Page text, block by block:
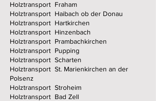
Holztransport Fraham
Holztransport Haibach ob der Donau
Holztransport Hartkirchen
Holztransport Hinzenbach
Holztransport Prambachkirchen
Holztransport Pupping
Holztransport Scharten
Holztransport St. Marienkirchen an der
Polsenz
Holztransport Stroheim
Holztransport Bad Zell